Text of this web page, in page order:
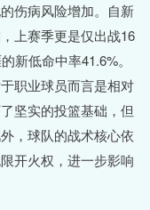
伤病风险增加。自新
上赛季更是仅出战16
新低命中率41.6%。
职业球员而言是相对
坚实的投篮基础，但
，球队的战术核心依
开火权，进一步影响